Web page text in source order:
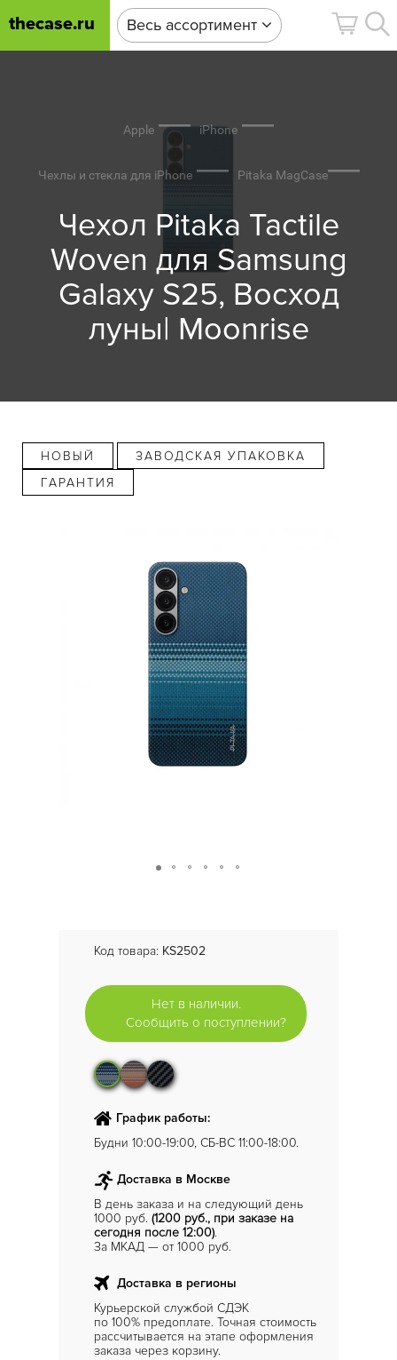
thecase.ru Весь ассортимент
Apple iPhone
Чехлы и стекла для iPhone Pitaka MagCase
Чехол Pitaka Tactile
Woven для Samsung
Galaxy S25, Восход
луны| Moonrise
НОВЫЙ
ЗАВОДСКАЯ УПАКОВКА
ГАРАНТИЯ
Код товара: KS2502
Нет в наличии.
Сообщить о поступлении?
График работы:
Будни 10:00-19:00, СБ-ВС 11:00-18:00.
Доставка в Москве
В день заказа и на следующий день
1000 руб. (1200 руб., при заказе на
сегодня после 12:00).
За МКАД — от 1000 руб.
Доставка в регионы
Курьерской службой СДЭК
по 100% предоплате. Точная стоимость
рассчитывается на этапе оформления
заказа через корзину.